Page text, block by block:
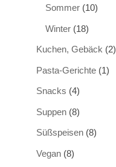
Sommer(10)
Winter(18)
Kuchen, Gebäck (2)
Pasta-Gerichte(1)
Snacks (4)
Suppen(8)
Süßspeisen(8)
Vegan(8)